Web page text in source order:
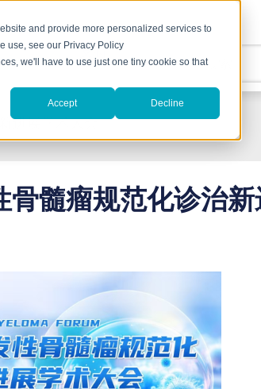
and provide more personalized services to
use, see our Privacy Policy
we'll have to use just one tiny cookie so that
Accept Decline
支持
进展学术大会
骨髓瘤规范化诊治